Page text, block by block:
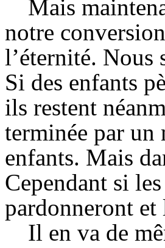
Mais
notre
l’éternité. Nous
Si des enfants
ils restent
terminée par un
enfants. Mais
Cependant si
pardonneront et
Il en va de